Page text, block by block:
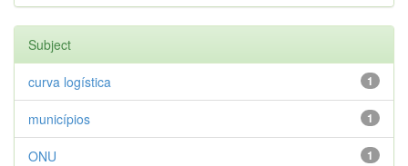
Subject
1
curva logística
1
municípios
1
ONU